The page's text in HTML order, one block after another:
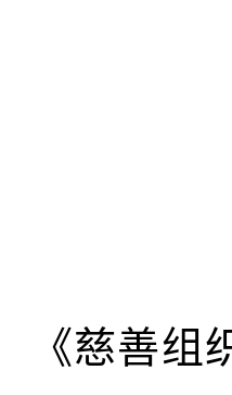
《慈善